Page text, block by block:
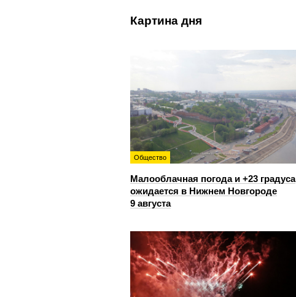
Картина дня
Общество
Малооблачная погода и +23 градуса
ожидается в Нижнем Новгороде
9 августа